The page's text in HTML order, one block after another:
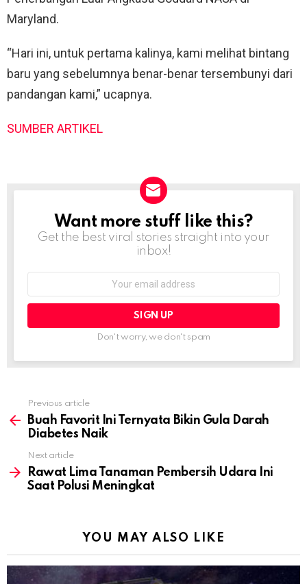
Maryland.
“Hari ini, untuk pertama kalinya, kami melihat bintang
baru yang sebelumnya benar-benar tersembunyi dari
pandangan kami,” ucapnya.
SUMBER ARTIKEL
NEWSLETTER
Want more stuff like this?
Get the best viral stories straight into your
inbox!
Don't worry, we don't spam
more
Previous article
Buah Favorit Ini Ternyata Bikin Gula Darah
Diabetes Naik
Next article
Rawat Lima Tanaman Pembersih Udara Ini
Saat Polusi Meningkat
YOU MAY ALSO LIKE